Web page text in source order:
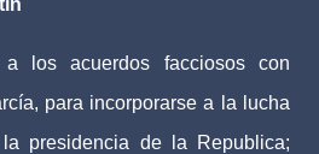
los acuerdos facciosos con
para incorporarse a la lucha
presidencia de la Republica;